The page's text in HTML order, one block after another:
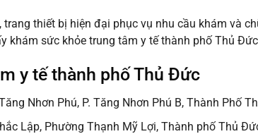
trang thiết bị hiện đại phục vụ nhu cầu khám và
khám sức khỏe trung tâm y tế thành phố Thủ
y tế thành phố Thủ Đức
Nhơn Phú, P. Tăng Nhơn Phú B, Thành Phố
Lập, Phường Thạnh Mỹ Lợi, Thành phố Thủ